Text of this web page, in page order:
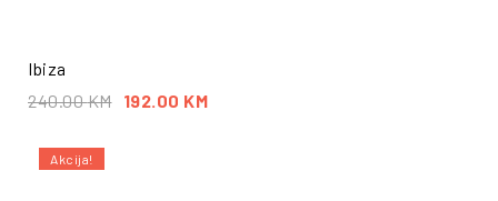
Ibiza
240.00KM 192.00 KM
Akcija!